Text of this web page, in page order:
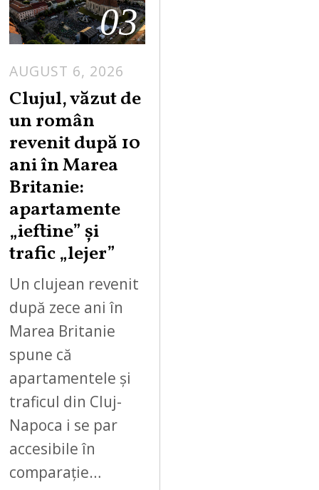
03
AUGUST 6, 2026
Clujul, văzut de
un român
revenit după 10
ani în Marea
Britanie:
apartamente
„ieftine” și
trafic „lejer”
Un clujean revenit
după zece ani în
Marea Britanie
spune că
apartamentele și
traficul din Cluj-
Napoca i se par
accesibile în
comparație…